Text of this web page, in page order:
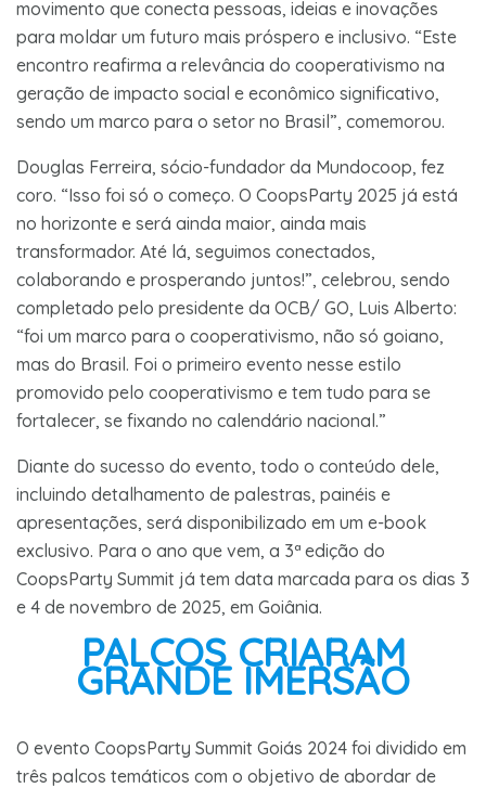
movimento que conecta pessoas, ideias e inovações
para moldar um futuro mais próspero e inclusivo. “Este
encontro reafirma a relevância do cooperativismo na
geração de impacto social e econômico significativo,
sendo um marco para o setor no Brasil”, comemorou.
Douglas Ferreira, sócio-fundador da Mundocoop, fez
coro. “Isso foi só o começo. O CoopsParty 2025 já está
no horizonte e será ainda maior, ainda mais
transformador. Até lá, seguimos conectados,
colaborando e prosperando juntos!”, celebrou, sendo
completado pelo presidente da OCB/ GO, Luis Alberto:
“foi um marco para o cooperativismo, não só goiano,
mas do Brasil. Foi o primeiro evento nesse estilo
promovido pelo cooperativismo e tem tudo para se
fortalecer, se fixando no calendário nacional.”
Diante do sucesso do evento, todo o conteúdo dele,
incluindo detalhamento de palestras, painéis e
apresentações, será disponibilizado em um e-book
exclusivo. Para o ano que vem, a 3ª edição do
CoopsParty Summit já tem data marcada para os dias 3
e 4 de novembro de 2025, em Goiânia.
PALCOS CRIARAM
GRANDE IMERSÃO
O evento CoopsParty Summit Goiás 2024 foi dividido em
três palcos temáticos com o objetivo de abordar de